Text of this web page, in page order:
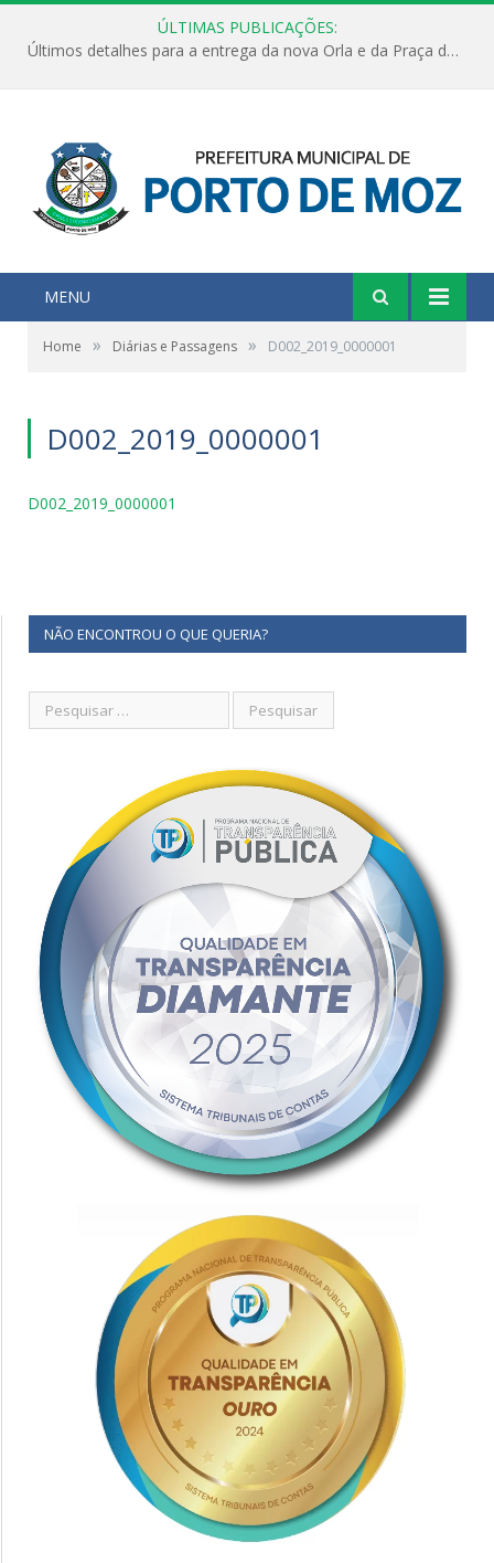
ÚLTIMAS PUBLICAÇÕES:
Últimos detalhes para a entrega da nova Orla e da Praça do Praião
MENU
Home » Diárias e Passagens » D002_2019_0000001
D002_2019_0000001
D002_2019_0000001
NÃO ENCONTROU O QUE QUERIA?